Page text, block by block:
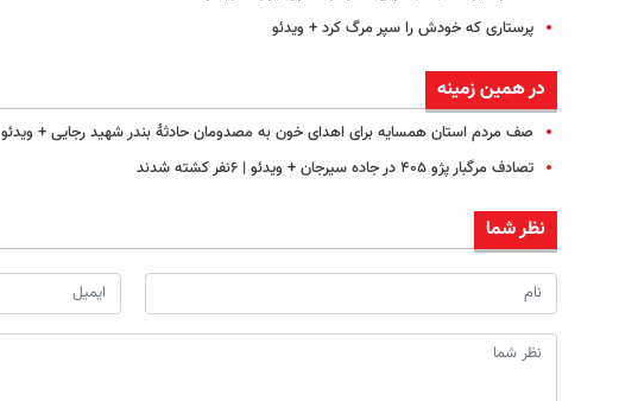
پرستاری که خودش را سپر مرگ کرد + ویدئو
در همین زمینه
صف مردم استان همسایه برای اهدای خون به مصدومان حادثۀ بندر شهید رجایی + ویدئو
تصادف مرگبار پژو ۴۰۵ در جاده سیرجان + ویدئو | ۶نفر کشته شدند
نظر شما